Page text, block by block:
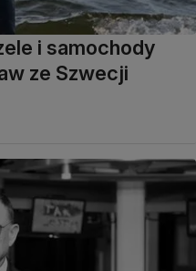
i samochody
ze Szwecji